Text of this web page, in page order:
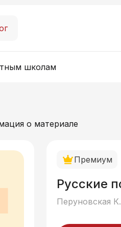
школам
о материале
Премиум
Русские
Перуновская